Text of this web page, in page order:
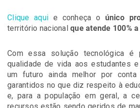
Clique aqui e conheça o único
território nacional que atende 100%
Com essa solução tecnológica é
qualidade de vida aos estudantes
um futuro ainda melhor por
garantidos no que diz respeito à
e, para a população em geral, a